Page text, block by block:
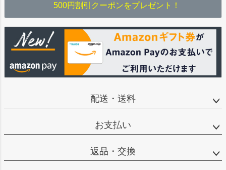
500円割引クーポンをプレゼント！
配送・送料
お支払い
返品・交換